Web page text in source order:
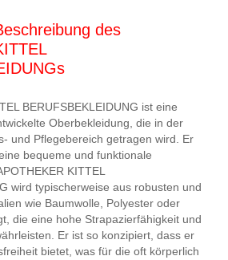
des
BERUFSBEKLEIDUNG ist eine
Oberbekleidung, die in der
und Pflegebereich getragen wird. Er
bequeme und funktionale
KITTEL
wird typischerweise aus robusten und
wie Baumwolle, Polyester oder
die eine hohe Strapazierfähigkeit und
Er ist so konzipiert, dass er
bietet, was für die oft körperlich